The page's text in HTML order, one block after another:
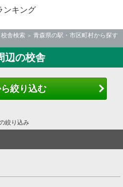
ンキング
校舎検索
青森県の駅・市区町村から探す
辺の校舎
ら絞り込む
絞り込み